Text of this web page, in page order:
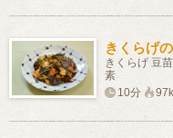
きくらげ
きくらげ 豆
素
10分